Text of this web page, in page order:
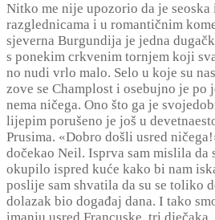
Nitko me nije upozorio da je
razglednicama i u romantičnim
sjeverna Burgundija je jedna
s ponekim crkvenim tornjem koji
no nudi vrlo malo. Selo u koje su
zove se Champlost i osebujno je po
nema ničega. Ono što ga je
lijepim porušeno je još u
Prusima. «Dobro došli usred
dočekao Neil. Isprva sam mislila da
okupilo ispred kuće kako bi nam
poslije sam shvatila da su se toliko
dolazak bio događaj dana. I tako